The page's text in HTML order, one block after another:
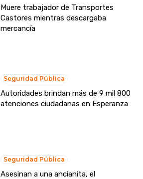
Muere trabajador de Transportes
Castores mientras descargaba
mercancía
Seguridad Pública
Autoridades brindan más de 9 mil 800
atenciones ciudadanas en Esperanza
Seguridad Pública
Asesinan a una ancianita, el